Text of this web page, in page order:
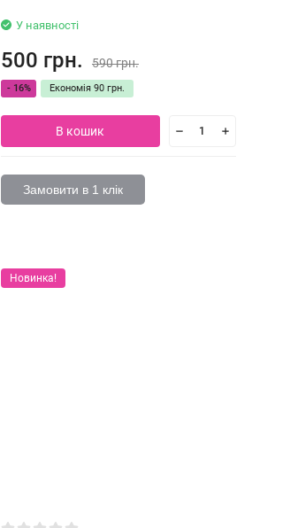
У наявності
500 грн. 590 грн.
- 16% Економія 90 грн.
В кошик
Замовити в 1 клік
Новинка!